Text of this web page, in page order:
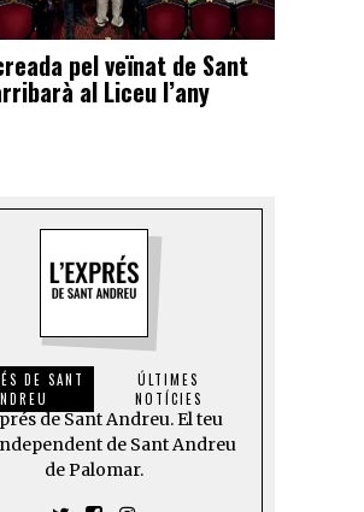
pel veïnat de Sant
al Liceu l’any
DE SANT
ÚLTIMES
NOTÍCIES
de Sant Andreu. El teu
de Sant Andreu
de Palomar.